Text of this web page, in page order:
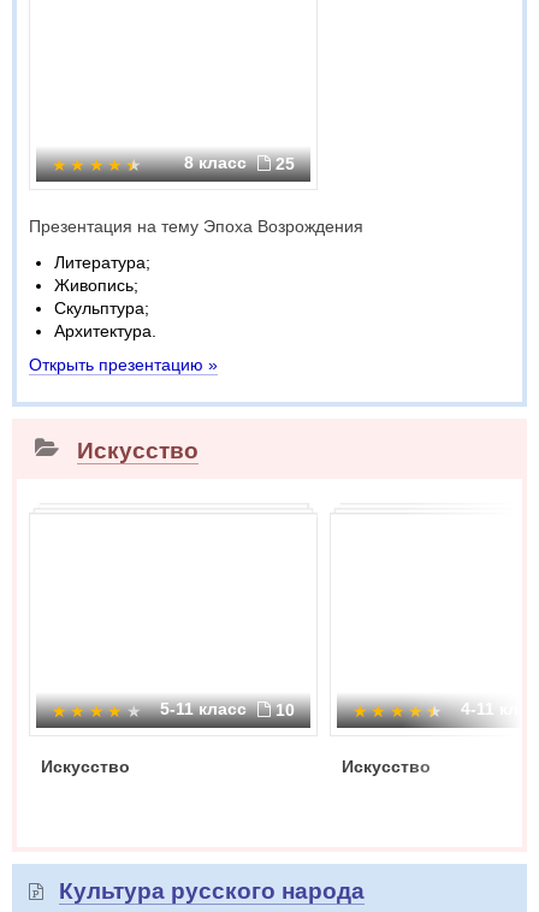
8 класс 25
Презентация на тему Эпоха Возрождения
Литература;
Живопись;
Скульптура;
Архитектура.
Открыть презентацию »
Искусство
5-11 класс 10
Искусство
4-11
Искусство
Культура русского народа